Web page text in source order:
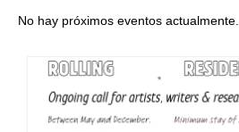
No hay próximos eventos actualmente.